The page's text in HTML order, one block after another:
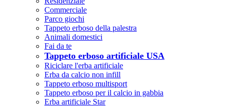
Commerciale
Parco giochi
Tappeto erboso della palestra
Animali domestici
Fai da te
Tappeto erboso artificiale USA
Riciclare l'erba artificiale
Erba da calcio non infill
Tappeto erboso multisport
Tappeto erboso per il calcio in gabbia
Erba artificiale Star